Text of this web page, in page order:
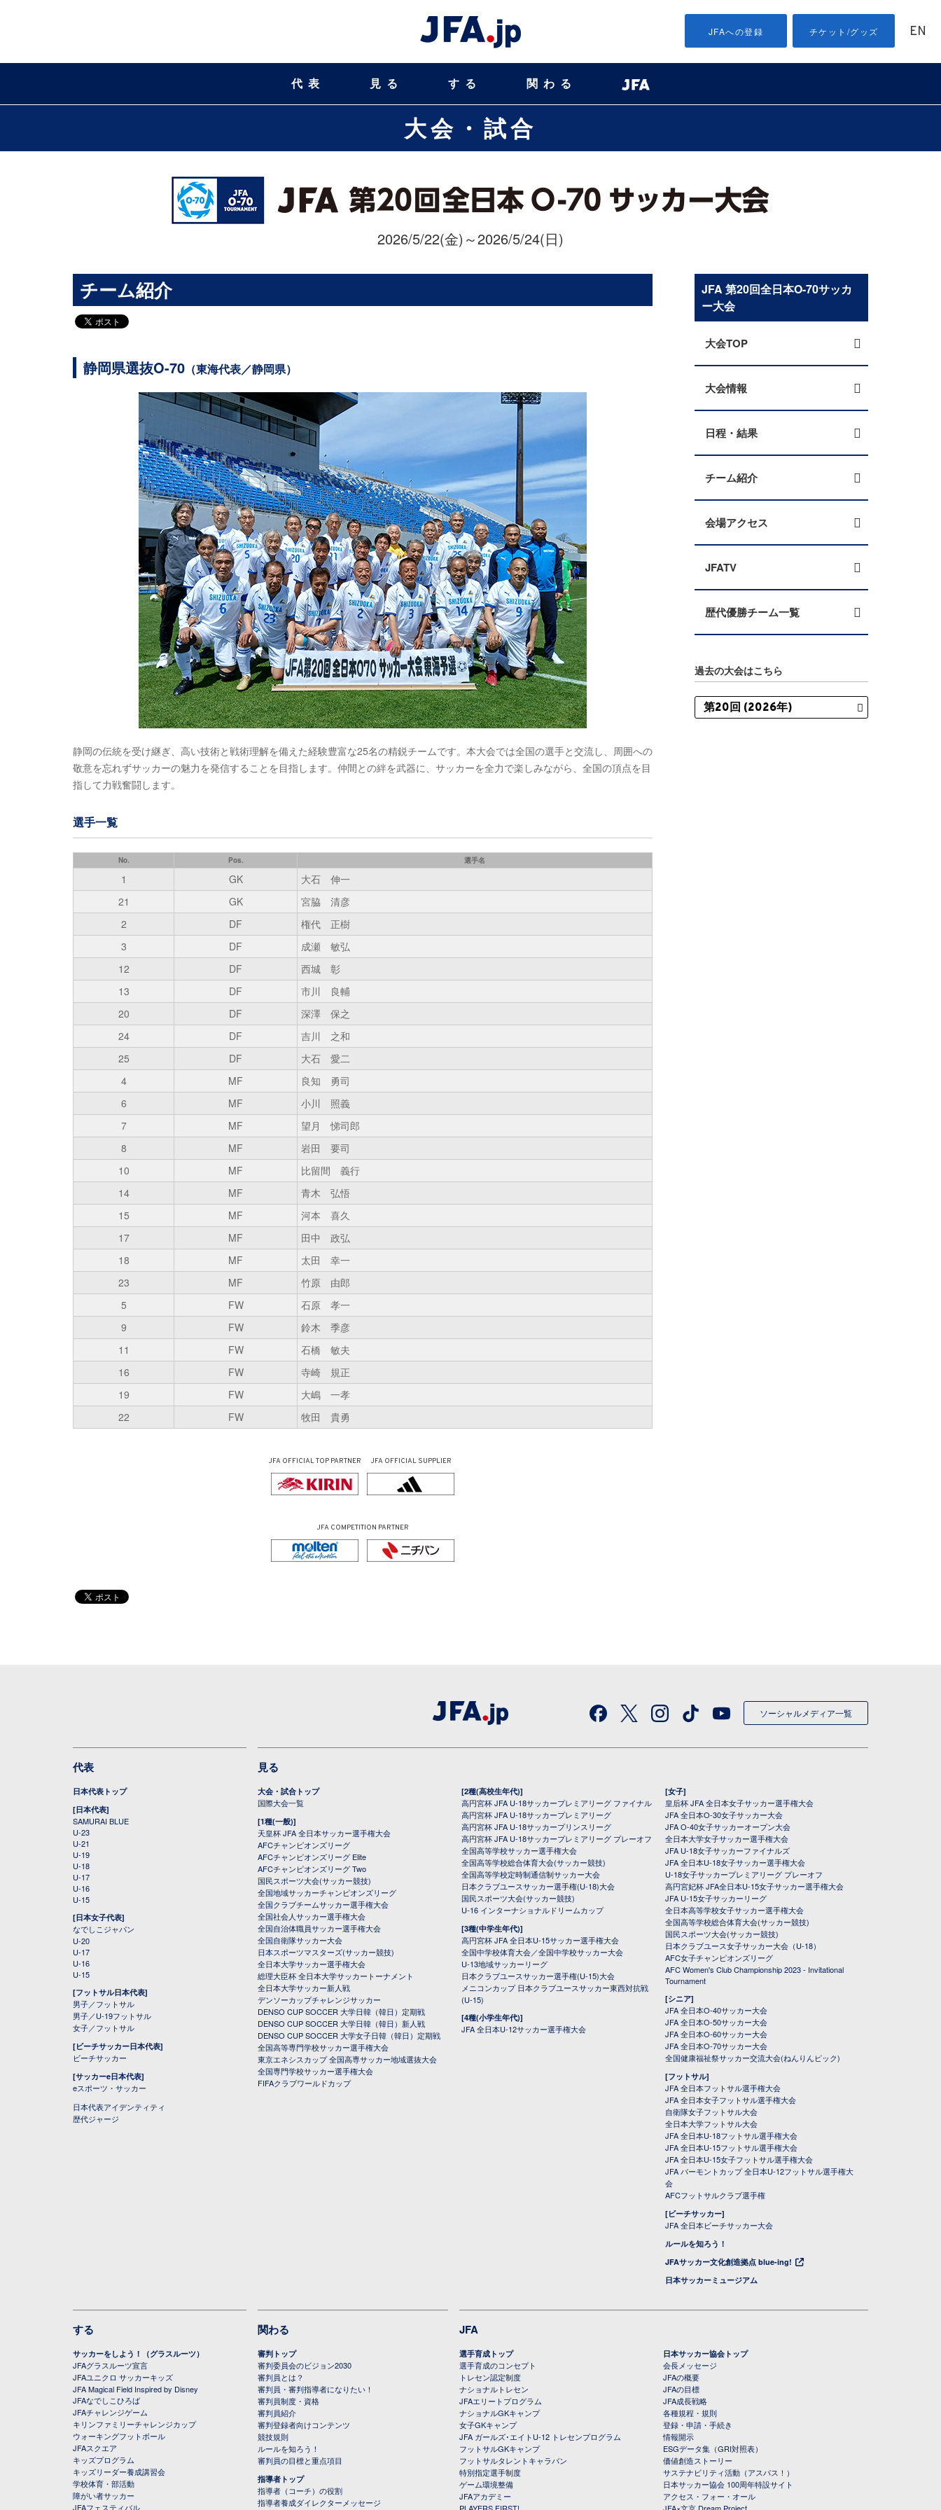
JFAへの登録 チケット/グッズ EN
代表 見る する 関わる
大会・試合
2026/5/22(金)～2026/5/24(日)
チーム紹介
静岡県選抜O-70 （東海代表／静岡県）
静岡の伝統を受け継ぎ、高い技術と戦術理解を備えた経験豊富な25名の精鋭チームです。本大会では全国の選手と交流し、周囲への
敬意を忘れずサッカーの魅力を発信することを目指します。仲間との絆を武器に、サッカーを全力で楽しみながら、全国の頂点を目
指して力戦奮闘します。
選手一覧
No. Pos. 選手名
1 GK
大石 伸一
21
GK
宮脇 清彦
2
DF
権代 正樹
3
DF
成瀬 敏弘
12
DF
西城 彰
13
DF
市川 良輔
20
DF
深澤 保之
24
DF
吉川 之和
25
DF
大石 愛二
4
MF
良知 勇司
6
MF
小川 照義
7
MF
望月 悌司郎
8
MF
岩田 要司
10
MF
比留間 義行
14
MF
青木 弘悟
15
MF
河本 喜久
17
MF
田中 政弘
18
MF
太田 幸一
23
MF
竹原 由郎
5
FW
石原 孝一
9
FW
鈴木 季彦
11
FW
石橋 敏夫
16
FW
寺崎 規正
19
FW
大嶋 一孝
22
FW 牧田 貴勇
JFA OFFICIALTOP PARTNER JFA OFFICIAL SUPPLIER
JFA COMPETITION PARTNER
JFA 第20回全日本O-70サッカ
ー大会
大会TOP
大会情報
日程・結果
チーム紹介
会場アクセス
JFATV
歴代優勝チーム一覧
過去の大会はこちら
ソーシャルメディア一覧
代表
日本代表トップ
[日本代表]
SAMURAI BLUE
U-23
U-21
U-19
U-18
U-17
U-16
U-15
[日本女子代表]
なでしこジャパン
U-20
U-17
U-16
U-15
[フットサル日本代表]
男子／フットサル
男子／U-19フットサル
女子／フットサル
[ビーチサッカー日本代表]
ビーチサッカー
[サッカーe日本代表]
eスポーツ・サッカー
日本代表アイデンティティ
歴代ジャージ
見る
大会・試合トップ
国際大会一覧
[1種(一般)]
天皇杯 JFA 全日本サッカー選手権大会
AFCチャンピオンズリーグ
AFCチャンピオンズリーグ Elite
AFCチャンピオンズリーグ Two
国民スポーツ大会(サッカー競技)
全国地域サッカーチャンピオンズリーグ
全国クラブチームサッカー選手権大会
全国社会人サッカー選手権大会
全国自治体職員サッカー選手権大会
全国自衛隊サッカー大会
日本スポーツマスターズ(サッカー競技)
全日本大学サッカー選手権大会
総理大臣杯 全日本大学サッカートーナメント
全日本大学サッカー新人戦
デンソーカップチャレンジサッカー
DENSO CUP SOCCER 大学日韓（韓日）定期戦
DENSO CUP SOCCER 大学日韓（韓日）新人戦
DENSO CUP SOCCER 大学女子日韓（韓日）定期戦
全国高等専門学校サッカー選手権大会
東京エネシスカップ 全国高専サッカー地域選抜大会
全国専門学校サッカー選手権大会
FIFAクラブワールドカップ
[2種(高校生年代)]
高円宮杯 JFA U-18サッカープレミアリーグ ファイナル
高円宮杯 JFA U-18サッカープレミアリーグ
高円宮杯 JFA U-18サッカープリンスリーグ
高円宮杯 JFA U-18サッカープレミアリーグ プレーオフ
全国高等学校サッカー選手権大会
全国高等学校総合体育大会(サッカー競技)
全国高等学校定時制通信制サッカー大会
日本クラブユースサッカー選手権(U-18)大会
国民スポーツ大会(サッカー競技)
U-16 インターナショナルドリームカップ
[3種(中学生年代)]
高円宮杯 JFA 全日本U-15サッカー選手権大会
全国中学校体育大会／全国中学校サッカー大会
U-13地域サッカーリーグ
日本クラブユースサッカー選手権(U-15)大会
メニコンカップ 日本クラブユースサッカー東西対抗戦
(U-15)
[4種(小学生年代)]
JFA 全日本U-12サッカー選手権大会
[女子]
皇后杯 JFA 全日本女子サッカー選手権大会
JFA 全日本O-30女子サッカー大会
JFA O-40女子サッカーオープン大会
全日本大学女子サッカー選手権大会
JFA U-18女子サッカーファイナルズ
JFA 全日本U-18女子サッカー選手権大会
U-18女子サッカープレミアリーグ プレーオフ
高円宮妃杯 JFA全日本U-15女子サッカー選手権大会
JFA U-15女子サッカーリーグ
全日本高等学校女子サッカー選手権大会
全国高等学校総合体育大会(サッカー競技)
国民スポーツ大会(サッカー競技)
日本クラブユース女子サッカー大会（U-18）
AFC女子チャンピオンズリーグ
AFC Women's Club Championship 2023 - Invitational
Tournament
[シニア]
JFA 全日本O-40サッカー大会
JFA 全日本O-50サッカー大会
JFA 全日本O-60サッカー大会
JFA 全日本O-70サッカー大会
全国健康福祉祭サッカー交流大会(ねんりんピック)
[フットサル]
JFA 全日本フットサル選手権大会
JFA 全日本女子フットサル選手権大会
自衛隊女子フットサル大会
全日本大学フットサル大会
JFA 全日本U-18フットサル選手権大会
JFA 全日本U-15フットサル選手権大会
JFA 全日本U-15女子フットサル選手権大会
JFA バーモントカップ 全日本U-12フットサル選手権大
会
AFCフットサルクラブ選手権
[ビーチサッカー]
JFA 全日本ビーチサッカー大会
ルールを知ろう！
JFAサッカー文化創造拠点 blue-ing!
日本サッカーミュージアム
する
サッカーをしよう！（グラスルーツ）
JFAグラスルーツ宣言
JFAユニクロ サッカーキッズ
JFA Magical Field Inspired by Disney
JFAなでしこひろば
JFAチャレンジゲーム
キリンファミリーチャレンジカップ
ウォーキングフットボール
JFAスクエア
キッズプログラム
キッズリーダー養成講習会
学校体育・部活動
障がい者サッカー
JFAフェスティバル
関わる
審判トップ
審判委員会のビジョン2030
審判員とは？
審判員・審判指導者になりたい！
審判員制度・資格
審判員紹介
審判登録者向けコンテンツ
競技規則
ルールを知ろう！
審判員の目標と重点項目
指導者トップ
指導者（コーチ）の役割
指導者養成ダイレクターメッセージ
JFA
選手育成トップ
選手育成のコンセプト
トレセン認定制度
ナショナルトレセン
JFAエリートプログラム
ナショナルGKキャンプ
女子GKキャンプ
JFA ガールズ･エイトU-12 トレセンプログラム
フットサルGKキャンプ
フットサルタレントキャラバン
特別指定選手制度
ゲーム環境整備
JFAアカデミー
日本サッカー協会トップ
会長メッセージ
JFAの概要
JFAの目標
JFA成長戦略
各種規程・規則
登録・申請・手続き
情報開示
ESGデータ集（GRI対照表）
価値創造ストーリー
サステナビリティ活動（アスパス！）
日本サッカー協会 100周年特設サイト
アクセス・フォー・オール